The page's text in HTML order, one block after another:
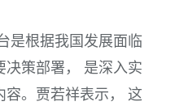
是根据我国发展面临
决策部署， 是深入实
容。贾若祥表示， 这